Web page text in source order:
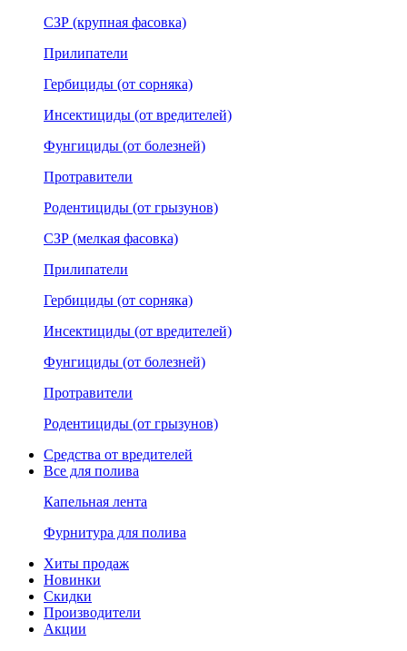
СЗР (крупная фасовка)
Прилипатели
Гербициды (от сорняка)
Инсектициды (от вредителей)
Фунгициды (от болезней)
Протравители
Родентициды (от грызунов)
СЗР (мелкая фасовка)
Прилипатели
Гербициды (от сорняка)
Инсектициды (от вредителей)
Фунгициды (от болезней)
Протравители
Родентициды (от грызунов)
Средства от вредителей
Все для полива
Капельная лента
Фурнитура для полива
Хиты продаж
Новинки
Скидки
Производители
Акции